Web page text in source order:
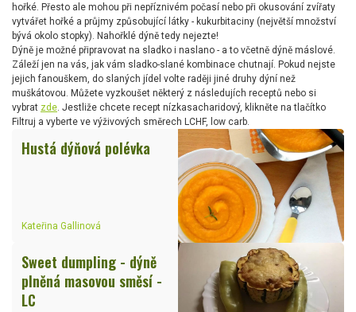
hořké. Přesto ale mohou při nepříznivém počasí nebo při okusování zvířaty
vytvářet hořké a průjmy způsobující látky - kukurbitaciny (největší množství
bývá okolo stopky). Nahořklé dýně tedy nejezte!
Dýně je možné připravovat na sladko i naslano - a to včetně dýně máslové.
Záleží jen na vás, jak vám sladko-slané kombinace chutnají. Pokud nejste
jejich fanouškem, do slaných jídel volte raději jiné druhy dýní než
muškátovou. Můžete vyzkoušet některý z následujích receptů nebo si
vybrat zde . Jestliže chcete recept nízkasacharidový, klikněte na tlačítko
Filtruj a vyberte ve výživových směrech LCHF, low carb.
Hustá dýňová polévka
Kateřina Gallinová
Sweet dumpling - dýně
plněná masovou směsí -
LC